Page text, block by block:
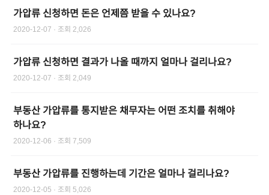
가압류 신청하면 돈은 언제쯤 받을 수 있나요?
2020-12-07 · 조회 2,026
가압류 신청하면 결과가 나올 때까지 얼마나 걸리나요?
2020-12-07 · 조회 2,049
부동산 가압류를 통지받은 채무자는 어떤 조치를 취해야
하나요?
2020-12-06 · 조회 7,509
부동산 가압류를 진행하는데 기간은 얼마나 걸리나요?
2020-12-05 · 조회 5,026